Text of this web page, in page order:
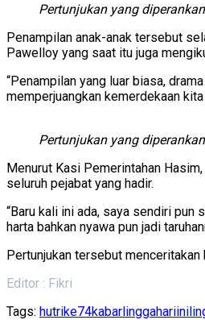
Pertunjukan yang
Penampilan anak-anak tersebut
Pawelloy yang saat itu juga
“Penampilan yang luar biasa,
memperjuangkan kemerdekaan
Pertunjukan yang
Menurut Kasi Pemerintahan
seluruh pejabat yang hadir.
“Baru kali ini ada, saya sendiri pun
harta bahkan nyawa pun jadi
Pertunjukan tersebut
Editor : Fikri
Tags: hutrike74kabarlinggahariini